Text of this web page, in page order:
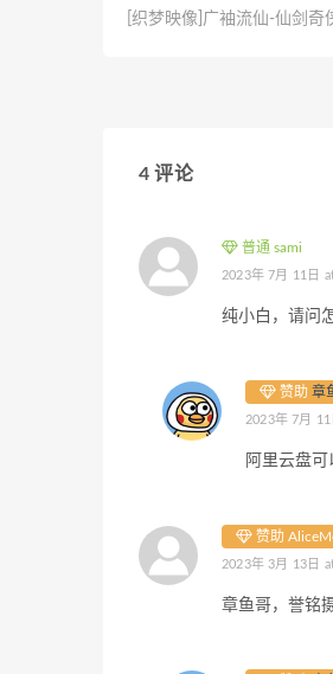
[织梦映像]广袖流仙-仙剑奇
4 评论
普通 sami
2023年 7月 11日
纯小白，请问
赞助 章
2023年 7月
阿里云盘
赞助
2023年 3月 13日
章鱼哥，誉铭